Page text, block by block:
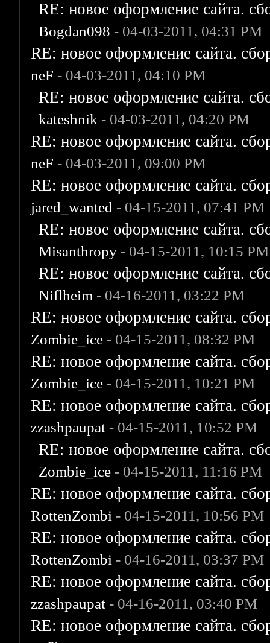
RE: новое оформление сайта.
Bogdan098 - 04-03-2011, 04:31 PM
RE: новое оформление сайта.
neF - 04-03-2011, 04:10 PM
RE: новое оформление сайта.
kateshnik - 04-03-2011, 04:20 PM
RE: новое оформление сайта.
neF - 04-03-2011, 09:00 PM
RE: новое оформление сайта.
jared_wanted - 04-15-2011, 07:41 PM
RE: новое оформление сайта.
Misanthropy - 04-15-2011, 10:15 PM
RE: новое оформление сайта.
Niflheim - 04-16-2011, 03:22 PM
RE: новое оформление сайта.
Zombie_ice - 04-15-2011, 08:32 PM
RE: новое оформление сайта.
Zombie_ice - 04-15-2011, 10:21 PM
RE: новое оформление сайта.
zzashpaupat - 04-15-2011, 10:52 PM
RE: новое оформление сайта.
Zombie_ice - 04-15-2011, 11:16 PM
RE: новое оформление сайта.
RottenZombi - 04-15-2011, 10:56 PM
RE: новое оформление сайта.
RottenZombi - 04-16-2011, 03:37 PM
RE: новое оформление сайта.
zzashpaupat - 04-16-2011, 03:40 PM
RE: новое оформление сайта.